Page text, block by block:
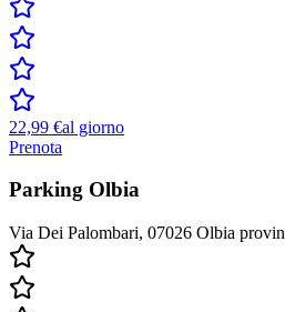
22,99 €al giorno
Prenota
Parking Olbia
Via Dei Palombari, 07026 Olbia